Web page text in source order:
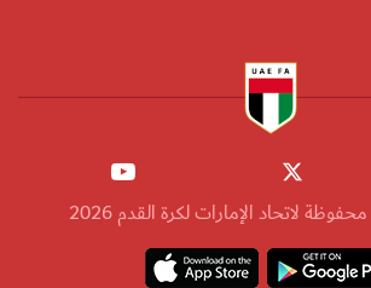
لاتحاد الإمارات لكرة القدم 2026